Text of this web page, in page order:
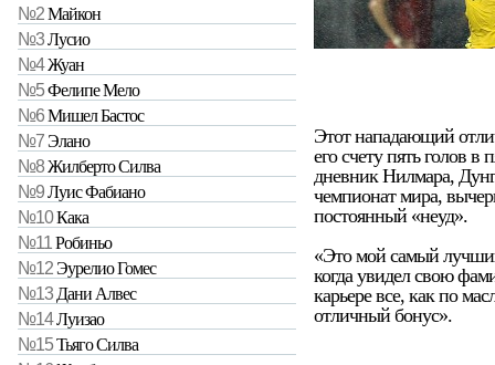
№2Майкон
№3Лусио
№4Жуан
№5Фелипе Мело
№6Мишел Бастос
№7Элано
№8Жилберто Силва
№9Луис Фабиано
№10Кака
№11Робиньо
№12Эурелио Гомес
№13 Дани Алвес
№14Луизао
№15Тьяго Силва
Этот нападающий
его счету пять голов в
дневник Нилмара,
чемпионат мира,
постоянный «неуд».
«Это мой самый
когда увидел свою
карьере все, как по
отличный бонус».